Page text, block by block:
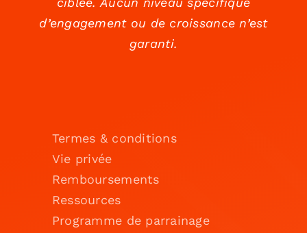
d’engagement ou de croissance n’est
garanti.
Termes & conditions
Vie privée
Remboursements
Ressources
Programme de parrainage